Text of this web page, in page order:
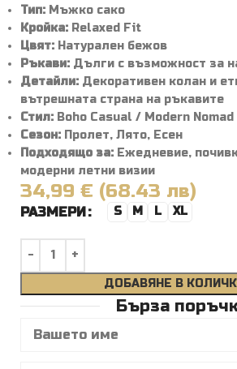
Тип: Мъжко сако
Кройка: Relaxed Fit
Цвят: Натурален бежов
Ръкави: Дълги с възможност за
Детайли: Декоративен колан и
вътрешната страна на ръкавите
Стил: Boho Casual / Modern Nomad
Сезон: Пролет, Лято, Есен
Подходящо за: Ежедневие,
модерни летни визии
34,99 € (68.43 лв)
РАЗМЕРИ S M L XL
ДОБАВЯНЕ В
Бърза